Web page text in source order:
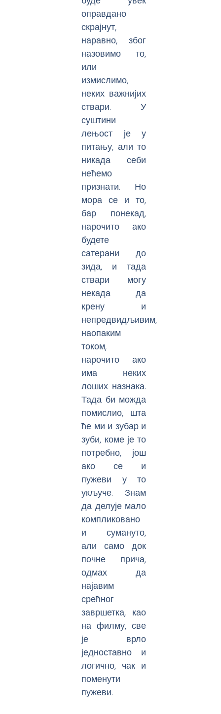
оправдано
скрајнут,
наравно, због
назовимо то,
или
измислимо,
неких важнијих
ствари. У
суштини
лењост је у
питању, али то
никада себи
нећемо
признати. Но
мора се и то,
бар понекад,
нарочито ако
будете
сатерани до
зида, и тада
ствари могу
некада да
крену и
непредвидљивим,
наопаким
током,
нарочито ако
има неких
лоших назнака.
Тада би можда
помислио, шта
ће ми и зубар и
зуби, коме је то
потребно, још
ако се и
пужеви у то
укључе. Знам
да делује мало
компликовано
и сумануто,
али само док
почне прича,
одмах да
најавим
срећног
завршетка, као
на филму, све
је врло
једноставно и
логично, чак и
поменути
пужеви.